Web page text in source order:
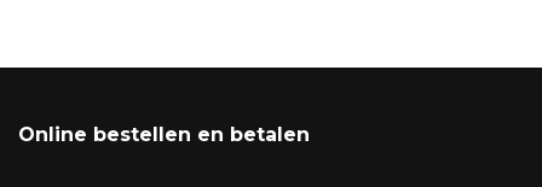
Online bestellen en betalen